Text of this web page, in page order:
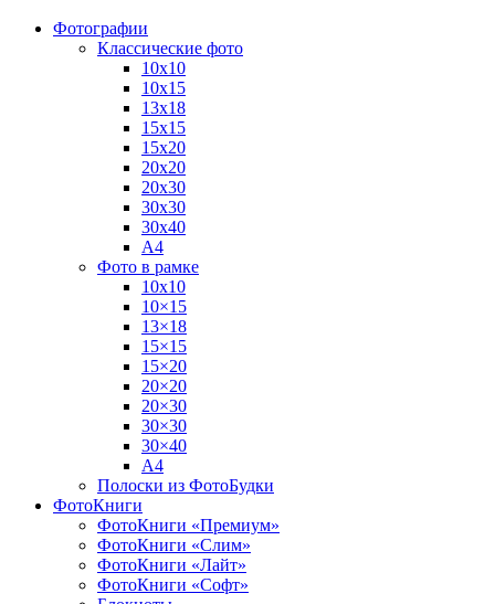
Фотографии
Классические фото
10х10
10х15
13х18
15х15
15х20
20х20
20х30
30х30
30х40
А4
Фото в рамке
10х10
10×15
13×18
15×15
15×20
20×20
20×30
30×30
30×40
A4
Полоски из ФотоБудки
ФотоКниги
ФотоКниги «Премиум»
ФотоКниги «Слим»
ФотоКниги «Лайт»
ФотоКниги «Софт»